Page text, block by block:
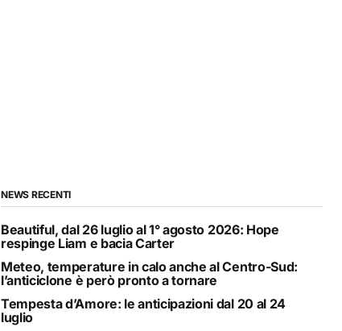
NEWS RECENTI
Beautiful, dal 26 luglio al 1° agosto 2026: Hope
respinge Liam e bacia Carter
Meteo, temperature in calo anche al Centro-Sud:
l’anticiclone è però pronto a tornare
Tempesta d’Amore: le anticipazioni dal 20 al 24
luglio